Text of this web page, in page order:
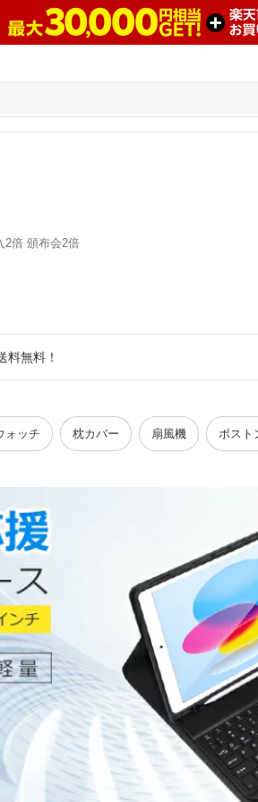
2倍 頒布会2倍
料無料！
ォッチ 枕カバー 扇風機 ボスト